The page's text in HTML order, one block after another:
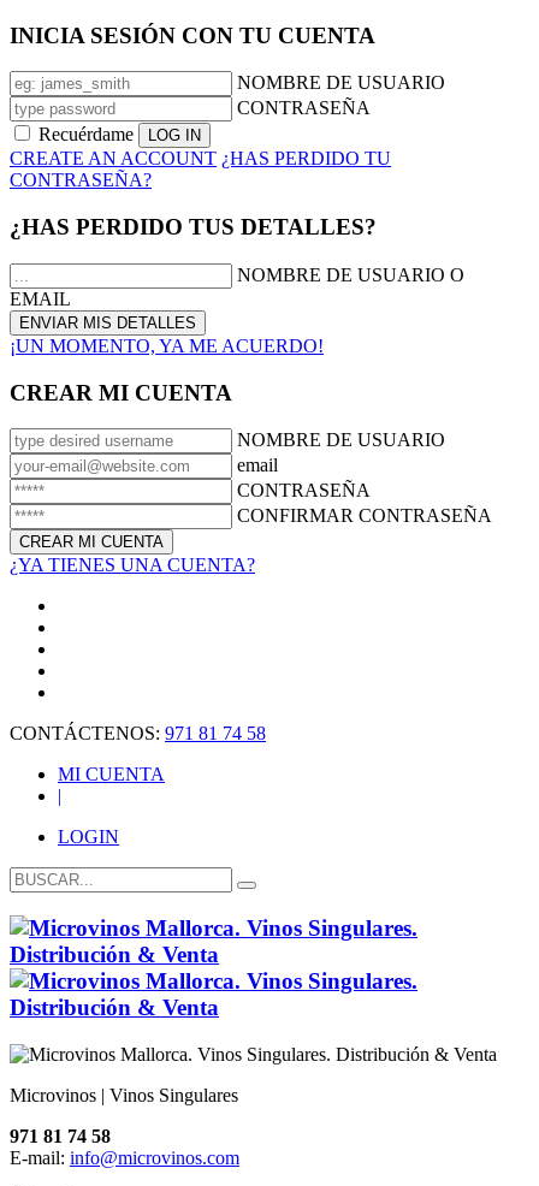
INICIA SESIÓN CON TU CUENTA
NOMBRE DE USUARIO
CONTRASEÑA
Recuérdame
CREATE AN ACCOUNT ¿HAS PERDIDO TU
CONTRASEÑA?
¿HAS PERDIDO TUS DETALLES?
NOMBRE DE USUARIO O
EMAIL
¡UN MOMENTO, YA ME ACUERDO!
CREAR MI CUENTA
NOMBRE DE USUARIO
email
CONTRASEÑA
CONFIRMAR CONTRASEÑA
¿YA TIENES UNA CUENTA?
CONTÁCTENOS: 971 81 74 58
MI CUENTA
|
LOGIN
Microvinos | Vinos Singulares
971 81 74 58
E-mail: info@microvinos.com